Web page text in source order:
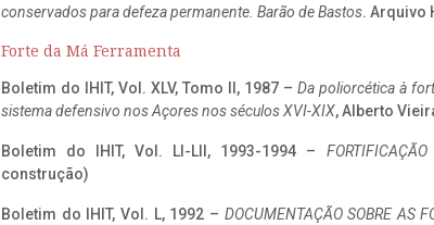
conservados para defeza permanente. Barão de Bastos. Arquivo
Forte da Má Ferramenta
Boletim do IHIT, Vol. XLV, Tomo II, 1987 – Da poliorcética à
sistema defensivo nos Açores nos séculos XVI-XIX, Alberto
Boletim do IHIT, Vol. LI-LII, 1993-1994 –
construção)
Boletim do IHIT, Vol. L, 1992 – DOCUMENTAÇÃO SOBRE AS